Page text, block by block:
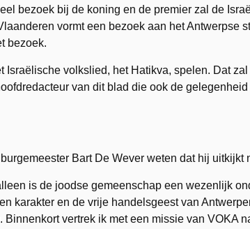
bezoek bij de koning en de premier zal de
vormt een bezoek aan het Antwerpse
bezoek.
Israëlische volkslied, het Hatikva, spelen. Dat
van dit blad die ook de
burgemeester Bart De Wever weten dat hij
is de joodse gemeenschap een wezenlijk
karakter en de vrije handelsgeest van
Binnenkort vertrek ik met een missie van VOKA